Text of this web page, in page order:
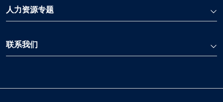
人力资源专题
联系我们